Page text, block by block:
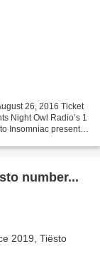
26, 2016 Ticket
Night Owl Radio’s 1
Insomniac presents
number...